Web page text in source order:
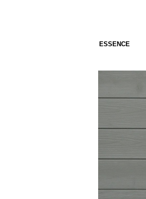
ESSENCE
Issu de forêts
Noeuds de